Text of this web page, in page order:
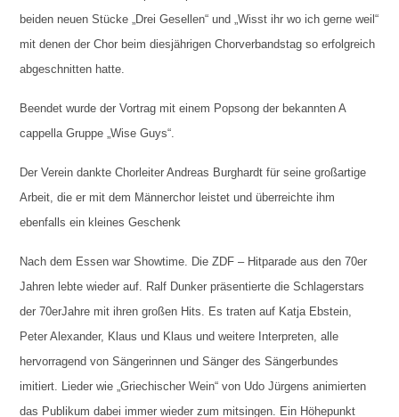
beiden neuen Stücke „Drei Gesellen“ und „Wisst ihr wo ich gerne weil“
mit denen der Chor beim diesjährigen Chorverbandstag so erfolgreich
abgeschnitten hatte.
Beendet wurde der Vortrag mit einem Popsong der bekannten A
cappella Gruppe „Wise Guys“.
Der Verein dankte Chorleiter Andreas Burghardt für seine großartige
Arbeit, die er mit dem Männerchor leistet und überreichte ihm
ebenfalls ein kleines Geschenk
Nach dem Essen war Showtime. Die ZDF – Hitparade aus den 70er
Jahren lebte wieder auf. Ralf Dunker präsentierte die Schlagerstars
der 70erJahre mit ihren großen Hits. Es traten auf Katja Ebstein,
Peter Alexander, Klaus und Klaus und weitere Interpreten, alle
hervorragend von Sängerinnen und Sänger des Sängerbundes
imitiert. Lieder wie „Griechischer Wein“ von Udo Jürgens animierten
das Publikum dabei immer wieder zum mitsingen. Ein Höhepunkt